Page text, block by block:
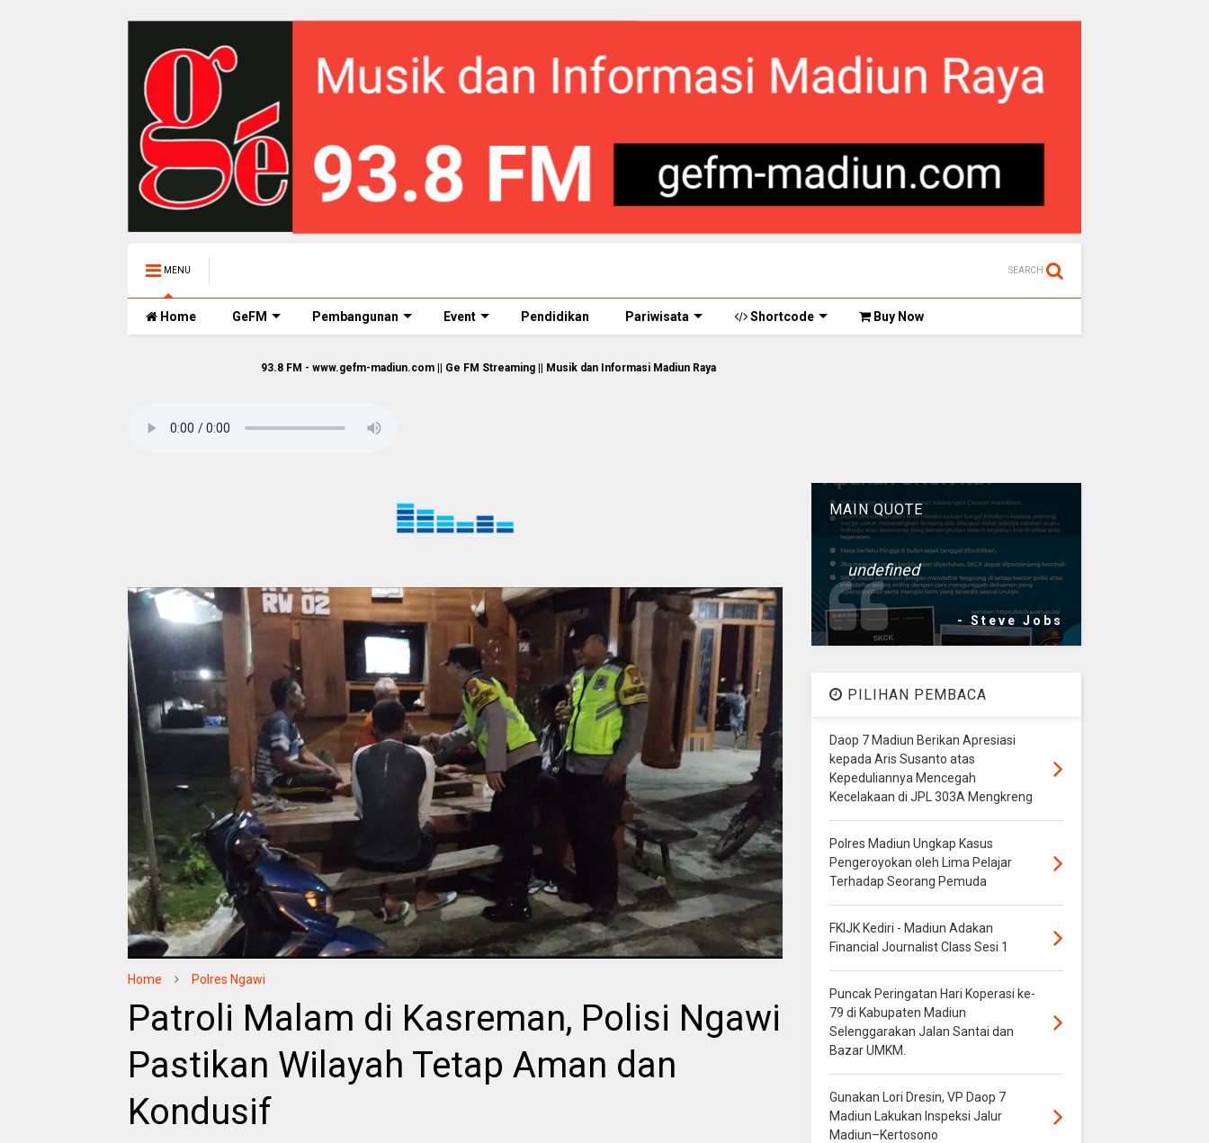
MENU SEARCH
Home GeFM Pembangunan Event Pendidikan Pariwisata Shortcode Buy Now
93.8 FM - www.gefm-madiun.com || Ge FM Streaming || Musik dan Informasi Madiun Raya
Home Polres Ngawi
Patroli Malam di Kasreman, Polisi Ngawi
Pastikan Wilayah Tetap Aman dan
Kondusif
MAIN QUOTE
undefined
- Steve Jobs
PILIHAN PEMBACA
Daop 7 Madiun Berikan Apresiasi
kepada Aris Susanto atas
Kepeduliannya Mencegah
Kecelakaan di JPL 303A Mengkreng
Polres Madiun Ungkap Kasus
Pengeroyokan oleh Lima Pelajar
Terhadap Seorang Pemuda
FKIJK Kediri - Madiun Adakan
Financial Journalist Class Sesi 1
Puncak Peringatan Hari Koperasi ke-
79 di Kabupaten Madiun
Selenggarakan Jalan Santai dan
Bazar UMKM.
Gunakan Lori Dresin, VP Daop 7
Madiun Lakukan Inspeksi Jalur
Madiun–Kertosono